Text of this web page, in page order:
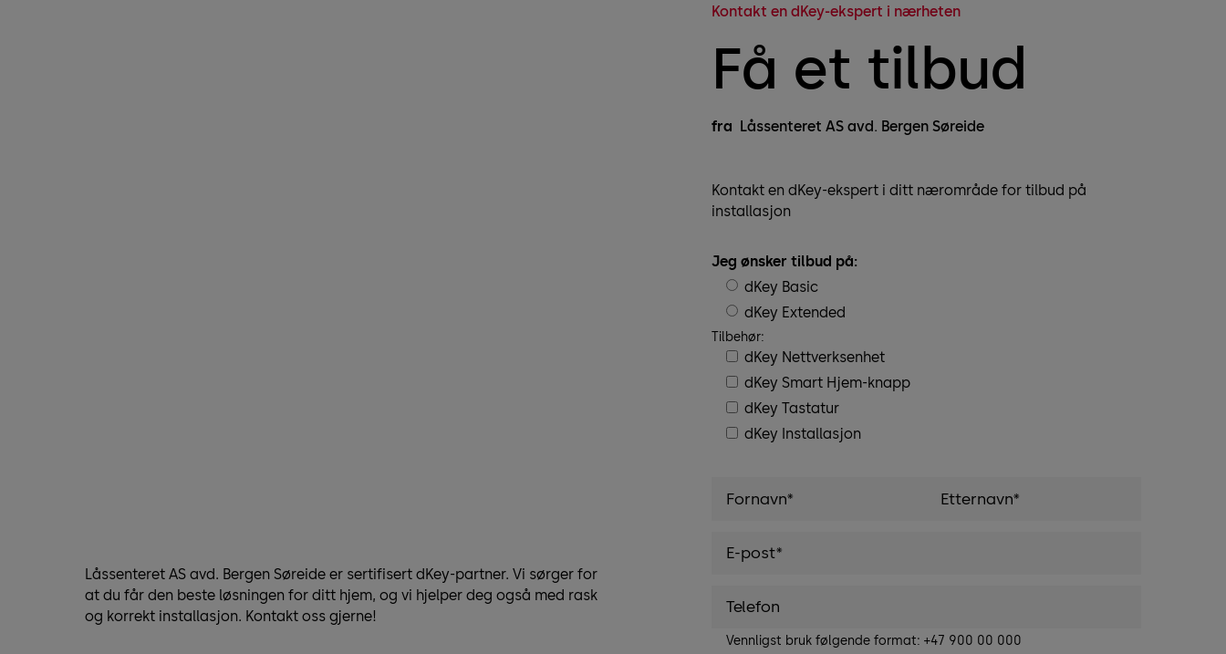
Låssenteret AS avd. Bergen Søreide er sertifisert dKey-partner. Vi sørger for
at du får den beste løsningen for ditt hjem, og vi hjelper deg også med rask
og korrekt installasjon. Kontakt oss gjerne!
Kontakt en dKey-ekspert i nærheten
Få et tilbud
fra Låssenteret AS avd. Bergen Søreide
Kontakt en dKey-ekspert i ditt nærområde for tilbud på
installasjon
Jeg ønsker tilbud på:
dKey Basic
dKey Extended
Tilbehør:
dKey Nettverksenhet
dKey Smart Hjem-knapp
dKey Tastatur
dKey Installasjon
Vennligst bruk følgende format: +47 900 00 000